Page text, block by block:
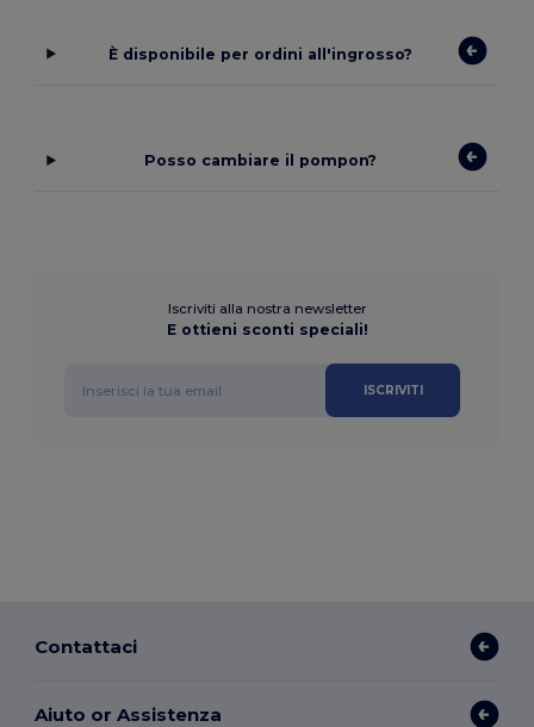
È disponibile per ordini all'ingrosso?
Posso cambiare il pompon?
Iscriviti alla nostra newsletter
E ottieni sconti speciali!
ISCRIVITI
Contattaci
Aiuto or Assistenza